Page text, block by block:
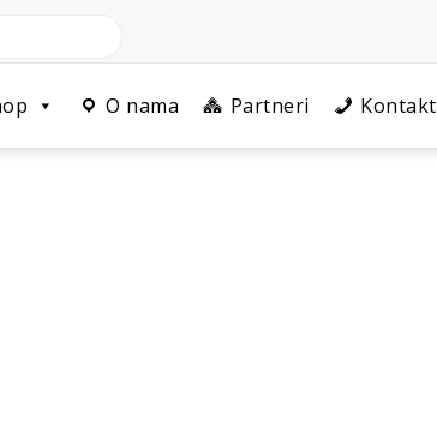
O nama Partneri Kontakt